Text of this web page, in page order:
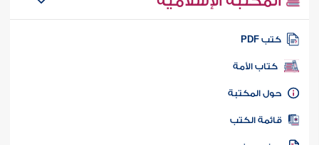
كتب PDF
كتاب الأمة
المكتبة